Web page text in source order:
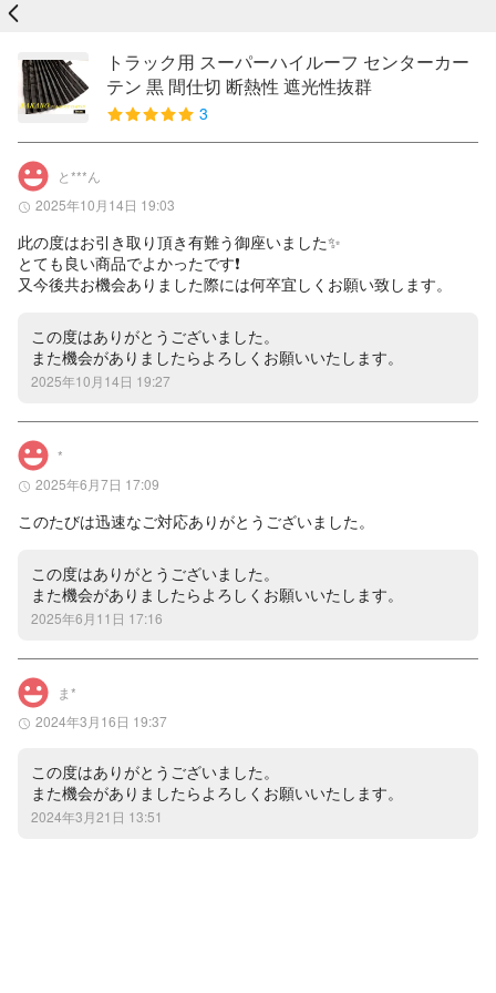
戻る
トラック用 スーパーハイルーフ センターカー
テン 黒 間仕切 断熱性 遮光性抜群
3
と***ん
2025年10月14日 19:03
此の度はお引き取り頂き有難う御座いました✨
とても良い商品でよかったです❗️
又今後共お機会ありました際には何卒宜しくお願い致します。
この度はありがとうございました。
また機会がありましたらよろしくお願いいたします。
2025年10月14日 19:27
*
2025年6月7日 17:09
このたびは迅速なご対応ありがとうございました。
この度はありがとうございました。
また機会がありましたらよろしくお願いいたします。
2025年6月11日 17:16
ま*
2024年3月16日 19:37
この度はありがとうございました。
また機会がありましたらよろしくお願いいたします。
2024年3月21日 13:51